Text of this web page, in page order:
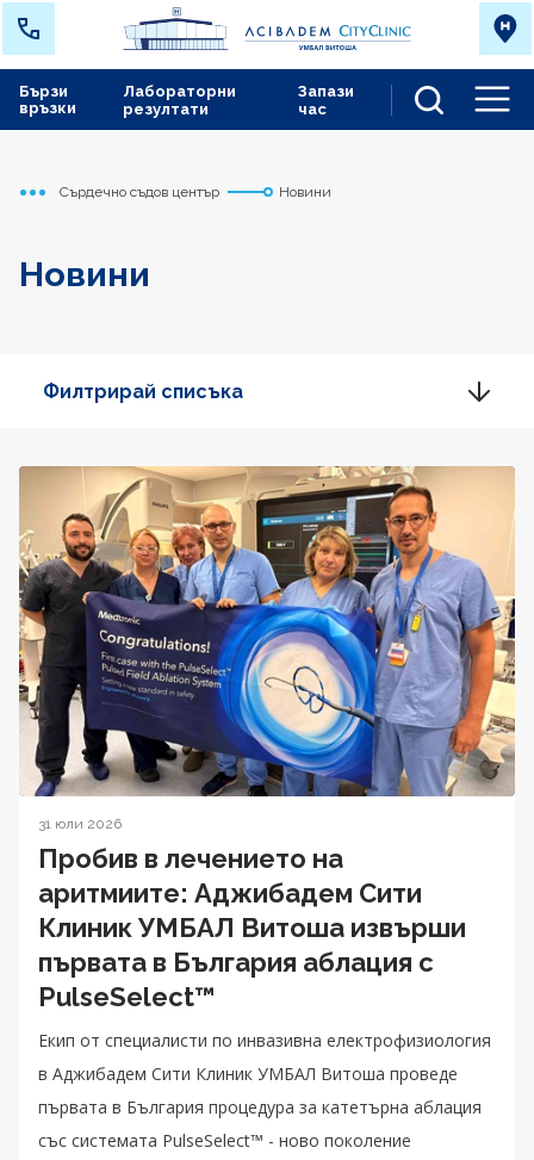
Лабораторни
резултати
Запази
час
Бързи
връзки
Начало
Сърдечно съдов център Новини
Новини
Филтрирай списъка
31 юли 2026
Пробив в лечението на
аритмиите: Аджибадем Сити
Клиник УМБАЛ Витоша извърши
първата в България аблация с
PulseSelect™
Екип от специалисти по инвазивна електрофизиология
в Аджибадем Сити Клиник УМБАЛ Витоша проведе
първата в България процедура за катетърна аблация
със системата PulseSelect™ - новo поколение